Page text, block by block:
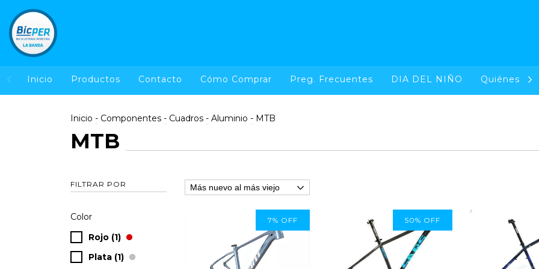
Inicio Productos Contacto Cómo Comprar Preg. Frecuentes DIA DEL NIÑO Quiénes
Inicio - Componentes - Cuadros - Aluminio - MTB
MTB
FILTRAR POR
Color
Rojo (1)
Plata (1)
7% OFF 50% OFF